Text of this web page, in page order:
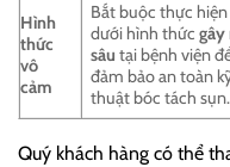
Hình
thức
vô
cảm
Bắt buộc thực hiện
dưới hình thứcgây
sâu tại bệnh viện
đảm bảo an toàn
thuật bóc tách sụn.
Quý khách hàng có thể